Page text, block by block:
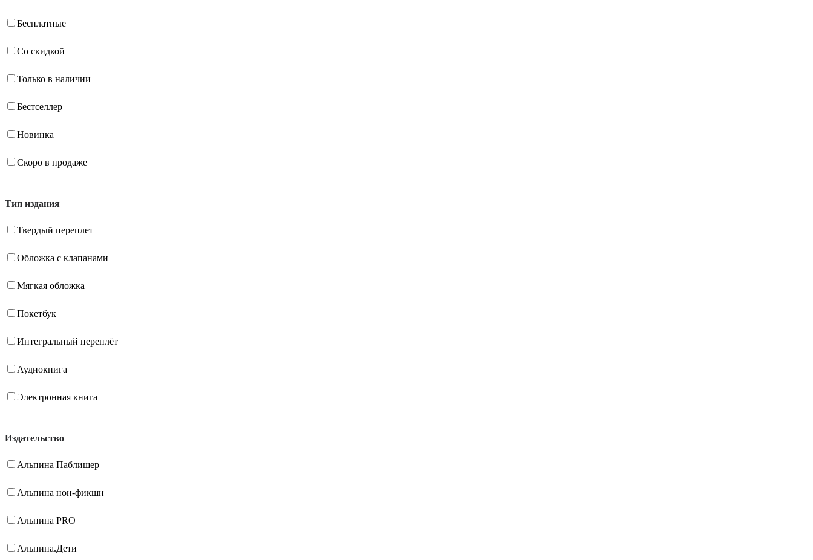
Бесплатные
Со скидкой
Только в наличии
Бестселлер
Новинка
Скоро в продаже
Тип издания
Твердый переплет
Обложка с клапанами
Мягкая обложка
Покетбук
Интегральный переплёт
Аудиокнига
Электронная книга
Издательство
Альпина Паблишер
Альпина нон-фикшн
Альпина PRO
Альпина.Дети